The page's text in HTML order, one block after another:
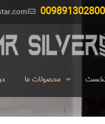
محصولات ما